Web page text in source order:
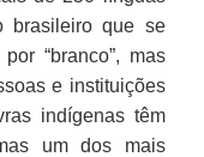
brasileiro que se
“branco”, mas
e instituições
indígenas têm
um dos mais